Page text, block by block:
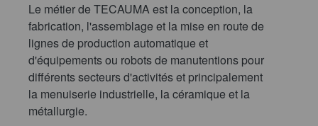
Le métier de TECAUMA est la conception, la
fabrication, l'assemblage et la mise en route de
lignes de production automatique et
d'équipements ou robots de manutentions pour
différents secteurs d'activités et principalement
la menuiserie industrielle, la céramique et la
métallurgie.